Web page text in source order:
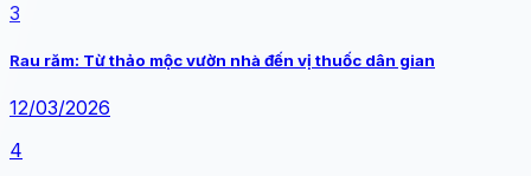
3
Rau răm: Từ thảo mộc vườn nhà đến vị thuốc dân gian
12/03/2026
4